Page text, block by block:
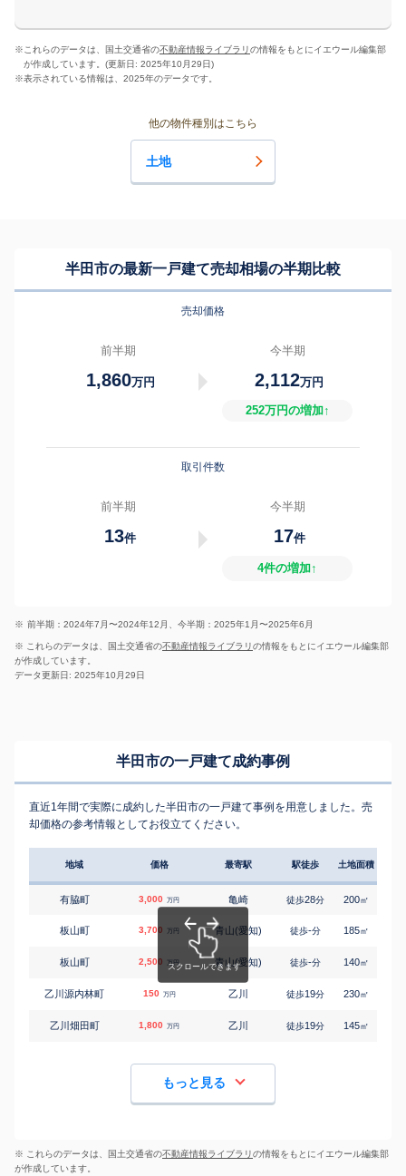
※ これらのデータは、国土交通省の不動産情報ライブラリの情報をもとにイエウール編集部
が作成しています。(更新日: 2025年10月29日)
※表示されている情報は、2025年のデータです。
他の物件種別はこちら
土地
半田市の最新一戸建て売却相場の半期比較
売却価格
前半期
1,860万円
今半期
2,112万円
252万円の増加↑
取引件数
前半期
13件
今半期
17件
4件の増加↑
※ 前半期：2024年7月〜2024年12月、今半期：2025年1月〜2025年6月
※ これらのデータは、国土交通省の不動産情報ライブラリの情報をもとにイエウール編集部
が作成しています。
データ更新日: 2025年10月29日
半田市の一戸建て成約事例
直近1年間で実際に成約した半田市の一戸建て事例を用意しました。売
却価格の参考情報としてお役立てください。
地域 価格 最寄駅 駅徒歩 土地面積
有脇町 3,000 万円 亀崎 徒歩28分 200㎡
板山町 3,700 万円 青山(愛知) 徒歩-分 185㎡
板山町 2,500 万円 青山(愛知) 徒歩-分 140㎡
乙川源内林町 150 万円 乙川 徒歩19分 230㎡
乙川畑田町 1,800 万円 乙川 徒歩19分 145㎡
もっと見る
※ これらのデータは、国土交通省の不動産情報ライブラリの情報をもとにイエウール編集部
が作成しています。